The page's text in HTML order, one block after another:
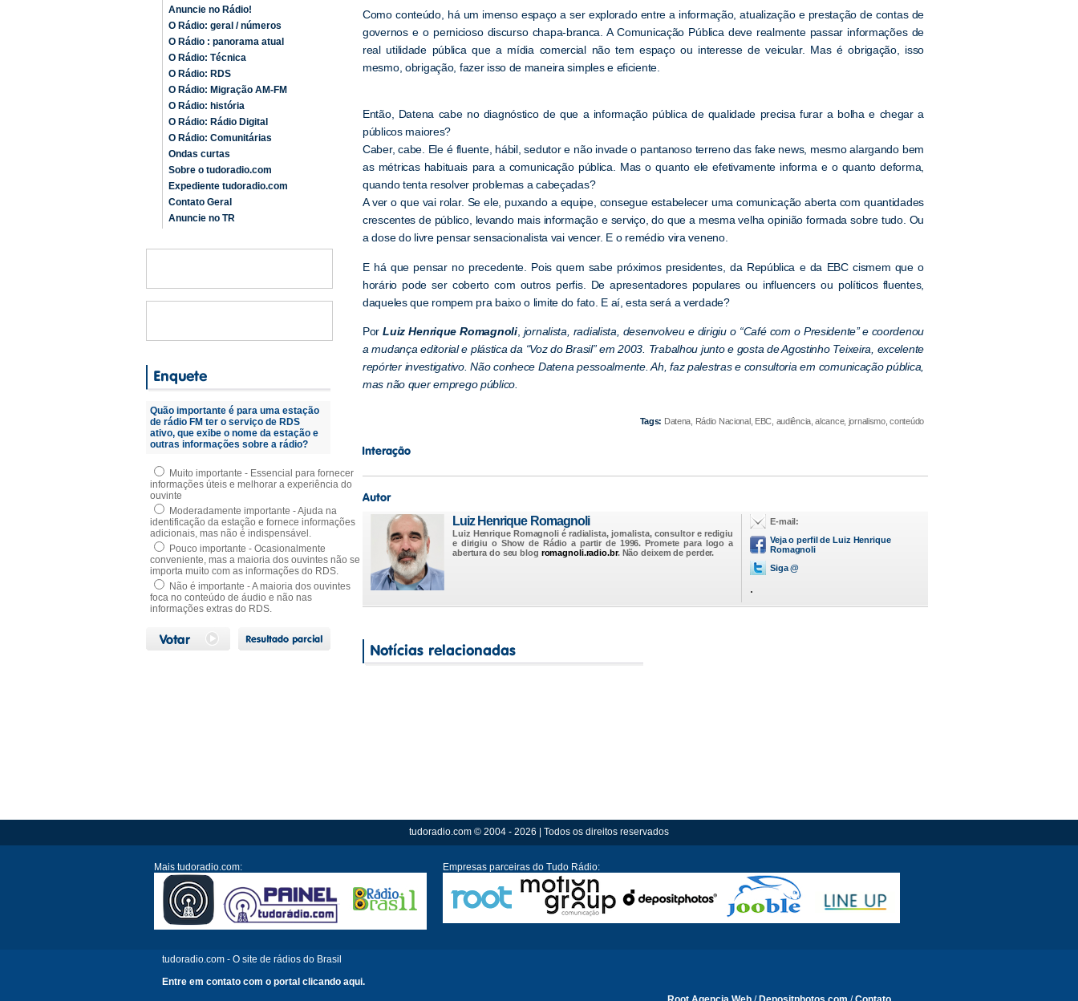
Anuncie no Rádio!
O Rádio: geral / números
O Rádio : panorama atual
O Rádio: Técnica
O Rádio: RDS
O Rádio: Migração AM-FM
O Rádio: história
O Rádio: Rádio Digital
O Rádio: Comunitárias
Ondas curtas
Sobre o tudoradio.com
Expediente tudoradio.com
Contato Geral
Anuncie no TR
Quão importante é para uma estação
de rádio FM ter o serviço de RDS
ativo, que exibe o nome da estação e
outras informações sobre a rádio?
Muito importante - Essencial para fornecer
informações úteis e melhorar a experiência do
ouvinte
Moderadamente importante - Ajuda na
identificação da estação e fornece informações
adicionais, mas não é indispensável.
Pouco importante - Ocasionalmente
conveniente, mas a maioria dos ouvintes não se
importa muito com as informações do RDS.
Não é importante - A maioria dos ouvintes
foca no conteúdo de áudio e não nas
informações extras do RDS.
Como conteúdo, há um imenso espaço a ser explorado entre a informação, atualização e prestação de contas de
governos e o pernicioso discurso chapa-branca. A Comunicação Pública deve realmente passar informações de
real utilidade pública que a mídia comercial não tem espaço ou interesse de veicular. Mas é obrigação, isso
mesmo, obrigação, fazer isso de maneira simples e eficiente.
Então, Datena cabe no diagnóstico de que a informação pública de qualidade precisa furar a bolha e chegar a
públicos maiores?
Caber, cabe. Ele é fluente, hábil, sedutor e não invade o pantanoso terreno das fake news, mesmo alargando bem
as métricas habituais para a comunicação pública. Mas o quanto ele efetivamente informa e o quanto deforma,
quando tenta resolver problemas a cabeçadas?
A ver o que vai rolar. Se ele, puxando a equipe, consegue estabelecer uma comunicação aberta com quantidades
crescentes de público, levando mais informação e serviço, do que a mesma velha opinião formada sobre tudo. Ou
a dose do livre pensar sensacionalista vai vencer. E o remédio vira veneno.
E há que pensar no precedente. Pois quem sabe próximos presidentes, da República e da EBC cismem que o
horário pode ser coberto com outros perfis. De apresentadores populares ou influencers ou políticos fluentes,
daqueles que rompem pra baixo o limite do fato. E aí, esta será a verdade?
PorLuiz Henrique Romagnoli, jornalista, radialista, desenvolveu e dirigiu o “Café com o Presidente’’ e coordenou
a mudança editorial e plástica da “Voz do Brasil” em 2003. Trabalhou junto e gosta de Agostinho Teixeira, excelente
repórter investigativo. Não conhece Datena pessoalmente. Ah, faz palestras e consultoria em comunicação pública,
mas não quer emprego público.
Tags: Datena, Rádio Nacional, EBC, audiência, alcance, jornalismo, conteúdo
Luiz Henrique Romagnoli
Luiz Henrique Romagnoli é radialista, jornalista, consultor e redigiu
e dirigiu o Show de Rádio a partir de 1996. Promete para logo a
abertura do seu blog romagnoli.radio.br. Não deixem de perder.
E-mail:
Veja o perfil de Luiz Henrique
Romagnoli
Siga @
.
tudoradio.com © 2004 - 2026 | Todos os direitos reservados
Mais tudoradio.com: Empresas parceiras do Tudo Rádio:
tudoradio.com - O site de rádios do Brasil
Entre em contato com o portal clicando aqui.